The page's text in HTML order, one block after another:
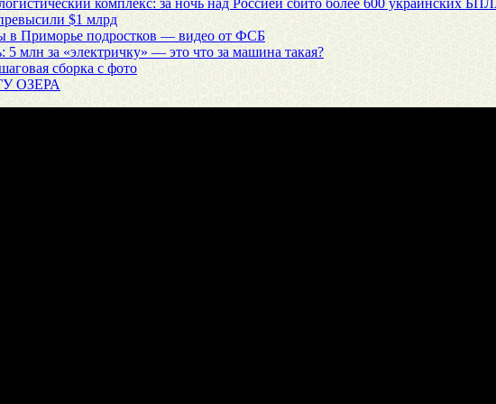
$1 млрд
в Приморье подростков — видео от ФСБ
5 млн за «электричку» — это что за машина такая?
сборка с фото
ОЗЕРА